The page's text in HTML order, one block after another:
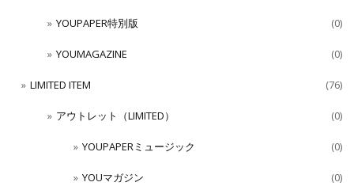
YOUPAPER特別版 (0)
YOUMAGAZINE (0)
LIMITED ITEM (76)
アウトレット（LIMITED） (0)
YOUPAPERミュージック (0)
YOUマガジン (0)